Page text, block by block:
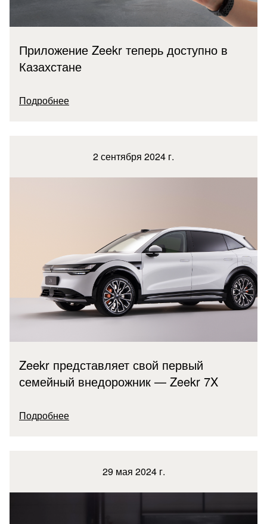
Приложение Zeekr теперь доступно в
Казахстане
Подробнее
2 сентября 2024 г.
Zeekr представляет свой первый
семейный внедорожник — Zeekr 7X
Подробнее
29 мая 2024 г.